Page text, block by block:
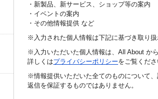
・新製品、新サービス、ショップ等の案内
・イベントの案内
・その他情報提供 など
※入力された個人情報は下記に基づき取り扱
※入力いただいた個人情報は、All About か
詳しくはプライバシーポリシーをご覧くださ
※情報提供いただいた全てのものについて
返信を保証するものではありません。